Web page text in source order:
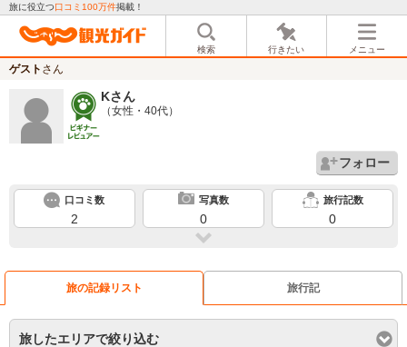
旅に役立つ口コミ100万件掲載！
検索 行きたい メニュー
ゲスト さん
Kさん
（女性・40代）
フォロー
口コミ数
2
写真数
0
旅行記数
0
旅の記録リスト 旅行記
旅したエリアで絞り込む